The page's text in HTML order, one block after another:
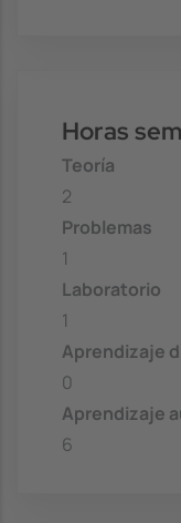
Horas
Teoría
2
Problemas
1
Laboratorio
1
Aprendizaje
0
Aprendizaje
6